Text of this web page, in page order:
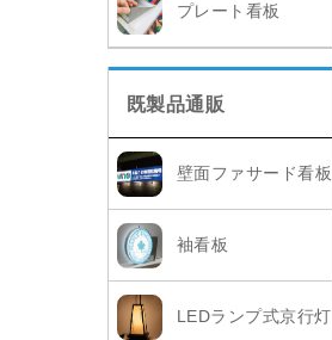
プレート看板
既製品通販
壁面ファサード看板
袖看板
LEDランプ式京行灯